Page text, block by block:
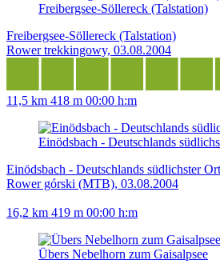
Freibergsee-Söllereck (Talstation)
Freibergsee-Söllereck (Talstation)
Rower trekkingowy, 03.08.2004
11,5 km 418 m 00:00 h:m
Einödsbach - Deutschlands
Einödsbach - Deutschlands südlichster Ort
Rower górski (MTB), 03.08.2004
16,2 km 419 m 00:00 h:m
Übers Nebelhorn zum Gaisalpsee